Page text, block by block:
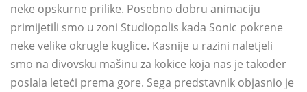
neke opskurne prilike. Posebno dobru animaciju
primijetili smo u zoni Studiopolis kada Sonic pokrene
neke velike okrugle kuglice. Kasnije u razini naletjeli
smo na divovsku mašinu za kokice koja nas je također
poslala leteći prema gore. Sega predstavnik objasnio je